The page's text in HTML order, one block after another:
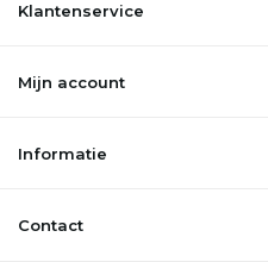
Klantenservice
Mijn account
Informatie
Contact